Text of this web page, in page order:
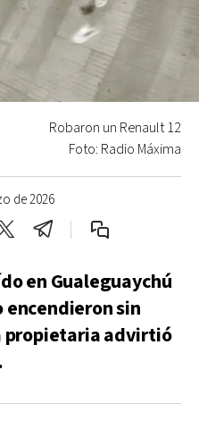
de 2026
Robaron un Renault 12
Foto: Radio Máxima
en Gualeguaychú
encendieron sin
propietaria advirtió